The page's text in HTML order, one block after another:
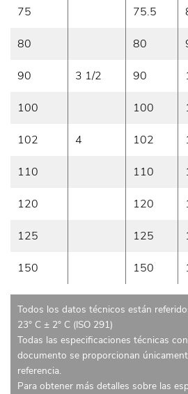
75 75.5
80 80
90 3 1/2 90
100 100
102 4 102
110 110
120 120
125 125
150 150
Todos los datos técnicos están
23° C ± 2° C (ISO 291)
Todas las especificaciones técnicas
documento se proporcionan
referencia.
Para obtener más detalles sobre las